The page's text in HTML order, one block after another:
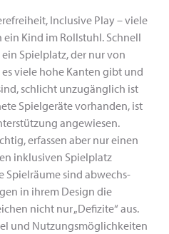
Inclusive Play – viele
Kind im Rollstuhl. Schnell
Spielplatz, der nur von
viele hohe Kanten gibt und
schlicht unzugänglich ist
Spielgeräte vorhanden, ist
angewiesen.
erfassen aber nur einen
inklusiven Spielplatz
Spielräume sind abwechs­
in ihrem Design die
nicht nur „Defizite“ aus.
und Nutzungsmöglichkeiten